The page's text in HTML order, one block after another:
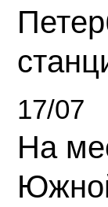
17/07
На